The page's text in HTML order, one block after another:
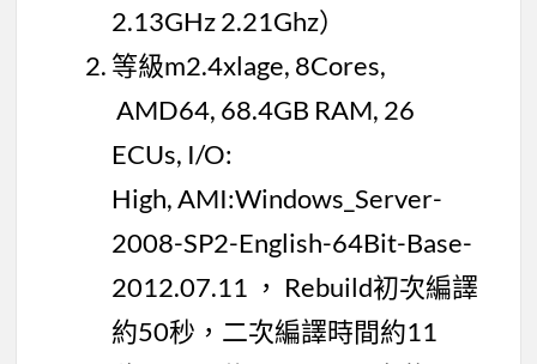
2.13GHz 2.21Ghz）
等級m2.4xlage, 8Cores,
AMD64, 68.4GB RAM, 26
ECUs, I/O:
High, AMI:Windows_Server-
2008-SP2-English-64Bit-Base-
2012.07.11 ， Rebuild初次編譯
約50秒，二次編譯時間約11